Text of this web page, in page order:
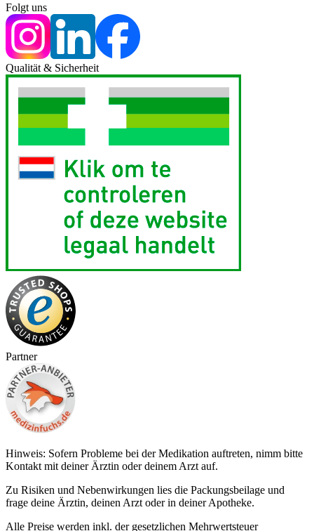
Folgt uns
Qualität & Sicherheit
Partner
Hinweis: Sofern Probleme bei der Medikation auftreten, nimm bitte
Kontakt mit deiner Ärztin oder deinem Arzt auf.
Zu Risiken und Nebenwirkungen lies die Packungsbeilage und
frage deine Ärztin, deinen Arzt oder in deiner Apotheke.
Alle Preise werden inkl. der gesetzlichen Mehrwertsteuer